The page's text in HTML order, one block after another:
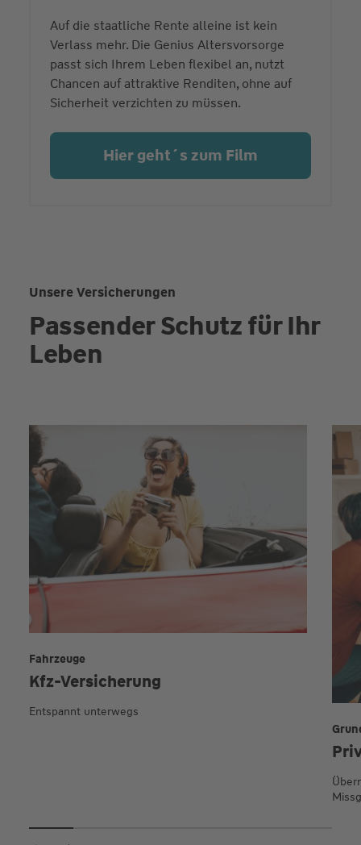
Auf die staatliche Rente alleine ist kein
Verlass mehr. Die Genius Altersvorsorge
passt sich Ihrem Leben flexibel an, nutzt
Chancen auf attraktive Renditen, ohne auf
Sicherheit verzichten zu müssen.
Hier geht´s zum Film
Unsere Versicherungen
Passender Schutz für Ihr
Leben
Kfz-Versicherung
Fahrzeuge
Entspannt unterwegs